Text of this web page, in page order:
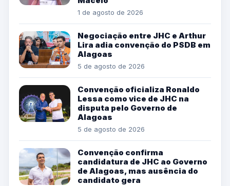
1 de agosto de 2026
Negociação entre JHC e Arthur
Lira adia convenção do PSDB em
Alagoas
5 de agosto de 2026
Convenção oficializa Ronaldo
Lessa como vice de JHC na
disputa pelo Governo de
Alagoas
5 de agosto de 2026
Convenção confirma
candidatura de JHC ao Governo
de Alagoas, mas ausência do
candidato gera